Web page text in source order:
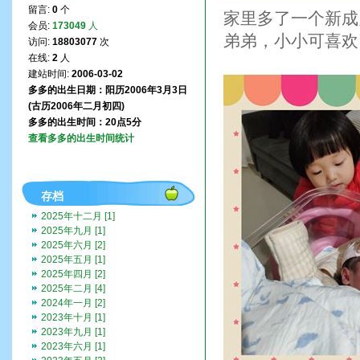
家里多了一个新
弟弟，小小可喜
留言: 0 个
会员: 173049 人
访问: 18803077 次
在线: 2 人
建站时间: 2006-03-02
多多的出生日期：阳历2006年3月3日
(古历2006年二月初四)
多多的出生时间：20点5分
查看多多的出生时间统计
存档
2025年十二月 [1]
2025年九月 [1]
2025年六月 [2]
2025年五月 [1]
2025年四月 [2]
2025年二月 [4]
2024年一月 [2]
2023年十月 [1]
2023年九月 [1]
2023年六月 [1]